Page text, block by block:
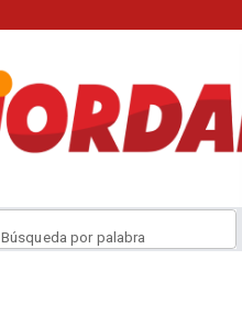
Búsqueda por palabra